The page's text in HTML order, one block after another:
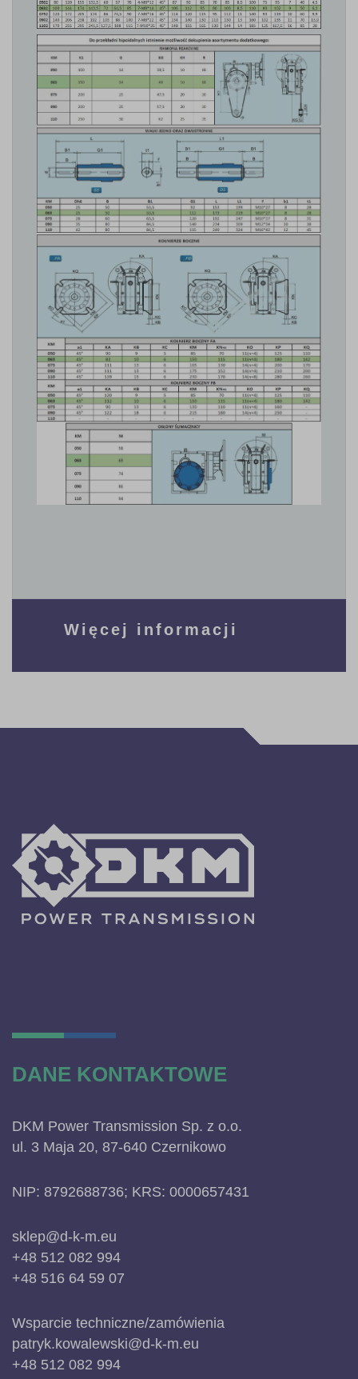
Więcej informacji
DANE KONTAKTOWE
DKM Power Transmission Sp. z o.o.
ul. 3 Maja 20, 87-640 Czernikowo
NIP: 8792688736; KRS: 0000657431
sklep@d-k-m.eu
+48 512 082 994
+48 516 64 59 07
Wsparcie techniczne/zamówienia
patryk.kowalewski@d-k-m.eu
+48 512 082 994